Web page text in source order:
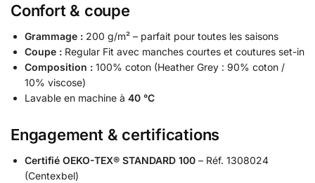
Confort & coupe
Grammage : 200 g/m² – parfait pour toutes les saisons
Coupe : Regular Fit avec manches courtes et coutures set-in
Composition : 100% coton (Heather Grey : 90% coton /
10% viscose)
Lavable en machine à 40 °C
Engagement & certifications
Certifié OEKO-TEX® STANDARD 100 – Réf. 1308024
(Centexbel)